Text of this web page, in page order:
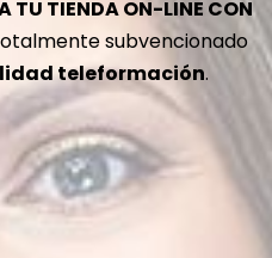
TU TIENDA ON-LINE CON
subvencionado
teleformación.